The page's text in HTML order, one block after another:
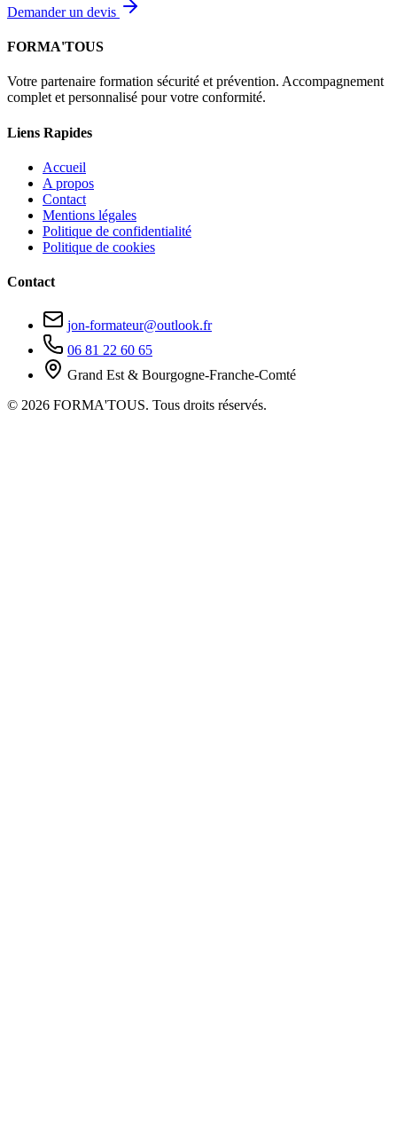
Demander un devis
FORMA'TOUS
Votre partenaire formation sécurité et prévention. Accompagnement
complet et personnalisé pour votre conformité.
Liens Rapides
Accueil
A propos
Contact
Mentions légales
Politique de confidentialité
Politique de cookies
Contact
jon-formateur@outlook.fr
06 81 22 60 65
Grand Est & Bourgogne-Franche-Comté
© 2026 FORMA'TOUS. Tous droits réservés.